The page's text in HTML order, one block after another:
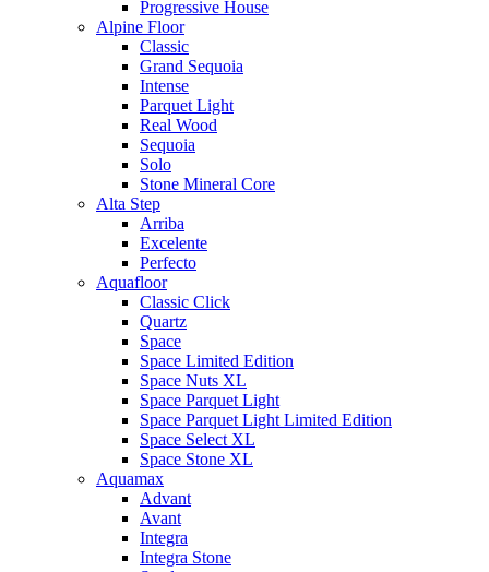
Progressive House
Alpine Floor
Classic
Grand Sequoia
Intense
Parquet Light
Real Wood
Sequoia
Solo
Stone Mineral Core
Alta Step
Arriba
Excelente
Perfecto
Aquafloor
Classic Click
Quartz
Space
Space Limited Edition
Space Nuts XL
Space Parquet Light
Space Parquet Light Limited Edition
Space Select XL
Space Stone XL
Aquamax
Advant
Avant
Integra
Integra Stone